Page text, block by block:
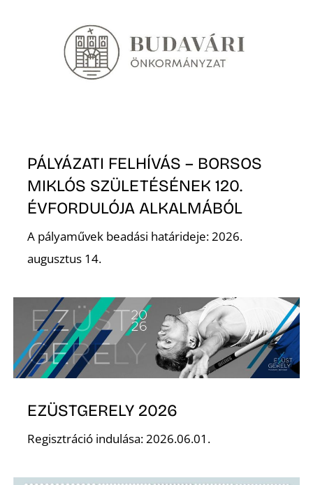
PÁLYÁZATI FELHÍVÁS – BORSOS
MIKLÓS SZÜLETÉSÉNEK 120.
ÉVFORDULÓJA ALKALMÁBÓL
A pályaművek beadási határideje: 2026.
augusztus 14.
EZÜSTGERELY 2026
Regisztráció indulása: 2026.06.01.